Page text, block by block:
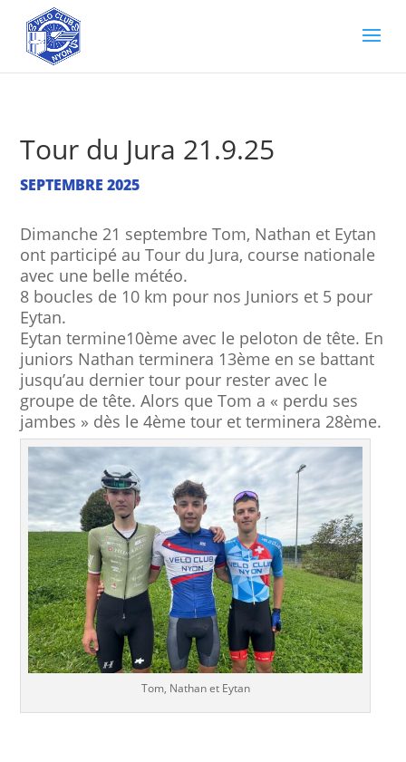
Tour du Jura 21.9.25
SEPTEMBRE 2025
Dimanche 21 septembre Tom, Nathan et Eytan
ont participé au Tour du Jura, course nationale
avec une belle météo.
8 boucles de 10 km pour nos Juniors et 5 pour
Eytan.
Eytan termine10ème avec le peloton de tête. En
juniors Nathan terminera 13ème en se battant
jusqu’au dernier tour pour rester avec le
groupe de tête. Alors que Tom a « perdu ses
jambes » dès le 4ème tour et terminera 28ème.
Tom, Nathan et Eytan